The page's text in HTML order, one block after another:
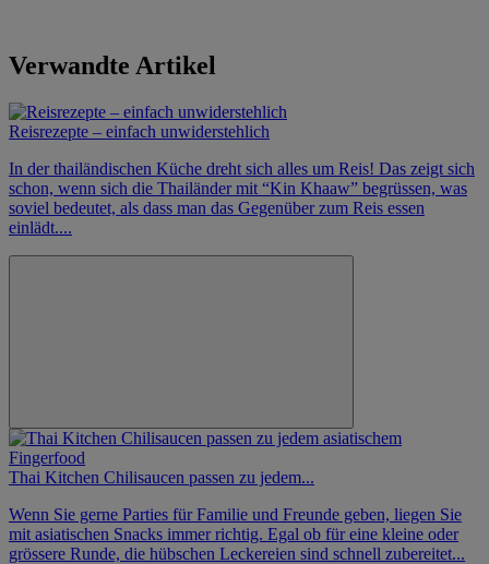
Verwandte Artikel
Reisrezepte – einfach unwiderstehlich
In der thailändischen Küche dreht sich alles um Reis! Das zeigt sich
schon, wenn sich die Thailänder mit “Kin Khaaw” begrüssen, was
soviel bedeutet, als dass man das Gegenüber zum Reis essen
einlädt....
Thai Kitchen Chilisaucen passen zu jedem...
Wenn Sie gerne Parties für Familie und Freunde geben, liegen Sie
mit asiatischen Snacks immer richtig. Egal ob für eine kleine oder
grössere Runde, die hübschen Leckereien sind schnell zubereitet...